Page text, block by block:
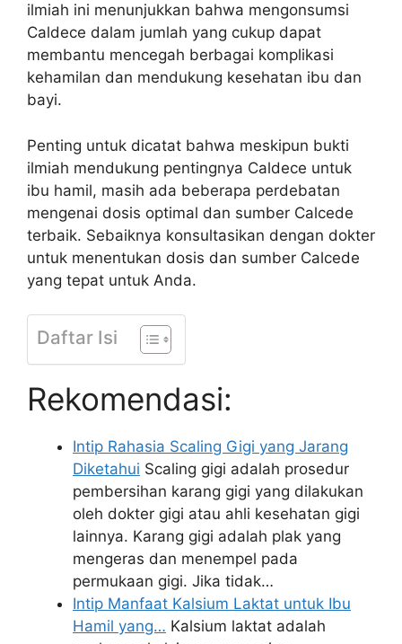
ilmiah ini menunjukkan bahwa mengonsumsi
Caldece dalam jumlah yang cukup dapat
membantu mencegah berbagai komplikasi
kehamilan dan mendukung kesehatan ibu dan
bayi.
Penting untuk dicatat bahwa meskipun bukti
ilmiah mendukung pentingnya Caldece untuk
ibu hamil, masih ada beberapa perdebatan
mengenai dosis optimal dan sumber Calcede
terbaik. Sebaiknya konsultasikan dengan dokter
untuk menentukan dosis dan sumber Calcede
yang tepat untuk Anda.
Daftar Isi
Rekomendasi:
Intip Rahasia Scaling Gigi yang Jarang
Diketahui Scaling gigi adalah prosedur
pembersihan karang gigi yang dilakukan
oleh dokter gigi atau ahli kesehatan gigi
lainnya. Karang gigi adalah plak yang
mengeras dan menempel pada
permukaan gigi. Jika tidak…
Intip Manfaat Kalsium Laktat untuk Ibu
Hamil yang… Kalsium laktat adalah